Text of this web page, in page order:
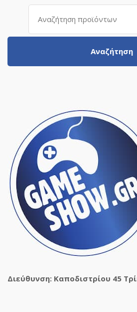
Αναζήτηση
Αναζήτηση
Διεύθυνση: Καποδιστρίου 45